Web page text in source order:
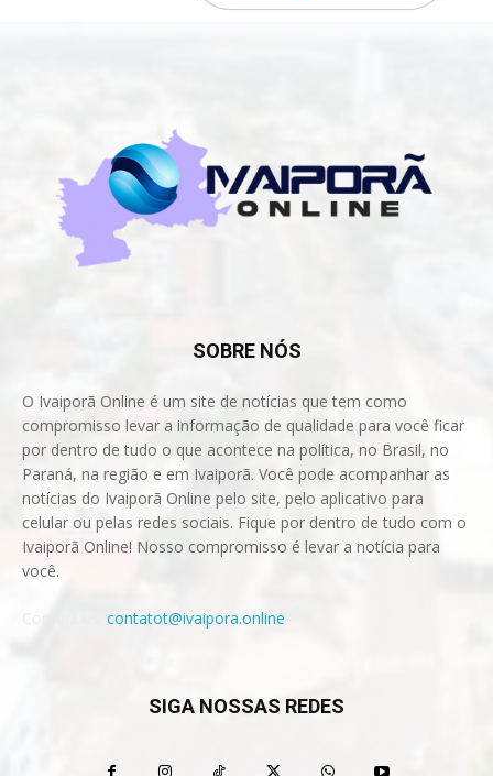
SOBRE NÓS
O Ivaiporã Online é um site de notícias que tem como
compromisso levar a informação de qualidade para você ficar
por dentro de tudo o que acontece na política, no Brasil, no
Paraná, na região e em Ivaiporã. Você pode acompanhar as
notícias do Ivaiporã Online pelo site, pelo aplicativo para
celular ou pelas redes sociais. Fique por dentro de tudo com o
Ivaiporã Online! Nosso compromisso é levar a notícia para
você.
contatot@ivaipora.online
SIGA NOSSAS REDES